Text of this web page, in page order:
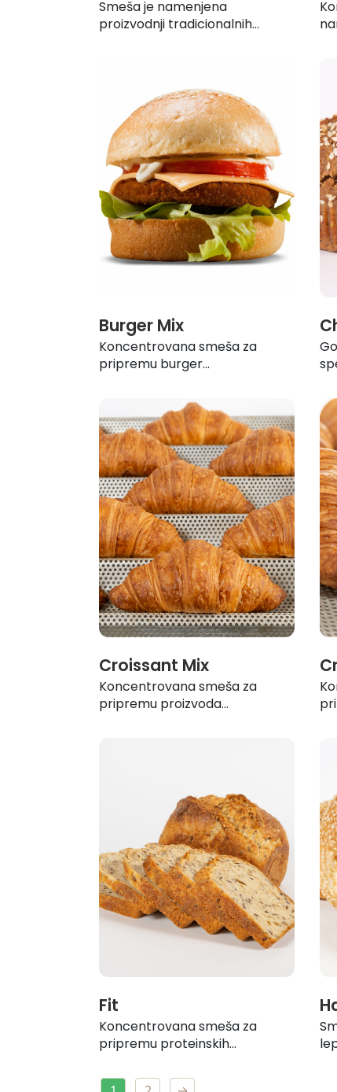
Smeša je namenjena
proizvodnji tradicionalnih...
Burger Mix
Koncentrovana smeša za
pripremu burger...
Croissant Mix
Koncentrovana smeša za
pripremu proizvoda...
Fit
Koncentrovana smeša za
pripremu proteinskih...